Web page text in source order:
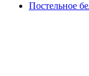
Постельное